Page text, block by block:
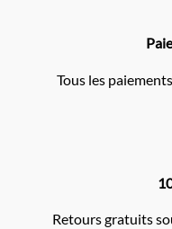
Tous les
Retours gratuits